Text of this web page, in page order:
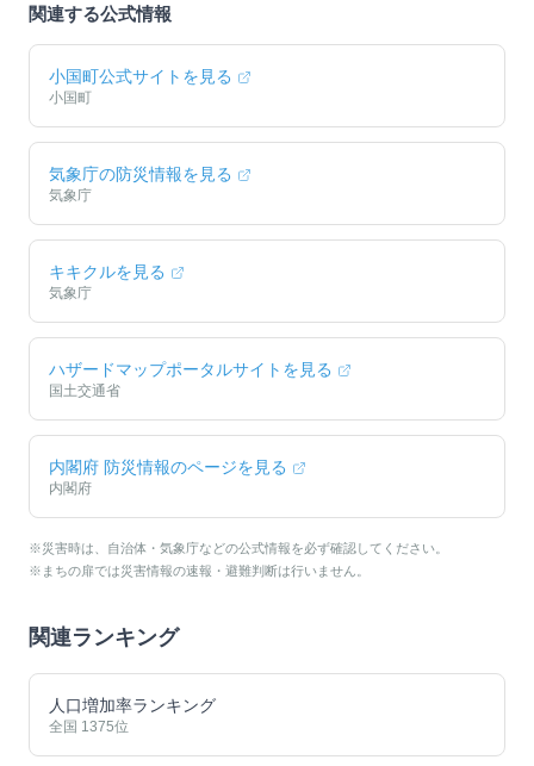
関連する公式情報
小国町公式サイトを見る
小国町
気象庁の防災情報を見る
気象庁
キキクルを見る
気象庁
ハザードマップポータルサイトを見る
国土交通省
内閣府 防災情報のページを見る
内閣府
※災害時は、自治体・気象庁などの公式情報を必ず確認してください。
※まちの扉では災害情報の速報・避難判断は行いません。
関連ランキング
人口増加率ランキング
全国 1375位